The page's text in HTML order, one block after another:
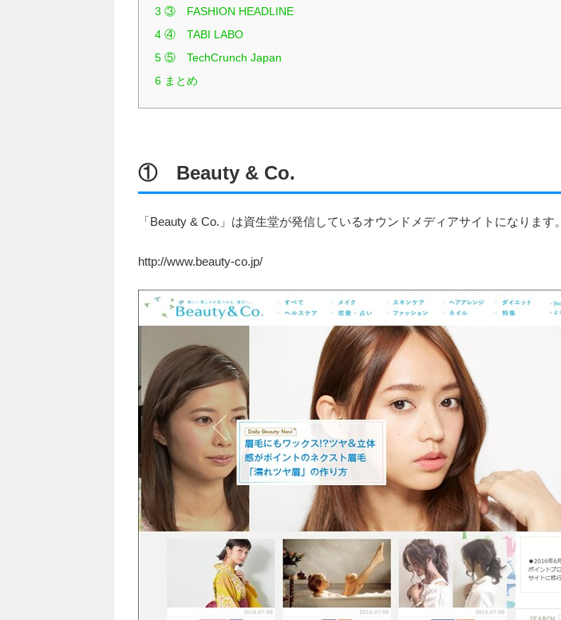
3 ③ FASHION HEADLINE
4 ④ TABI LABO
5 ⑤ TechCrunch Japan
6 まとめ
① Beauty & Co.
「Beauty & Co.」は資生堂が発信しているオウンドメディアサイトになります。
http://www.beauty-co.jp/